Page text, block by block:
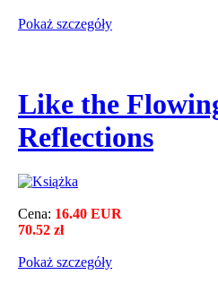
Pokaż szczegόły
Like the
Reflections
Cena: 16.40 EUR
70.52 zł
Pokaż szczegόły